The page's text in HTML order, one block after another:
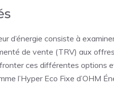
d’énergie consiste à
de vente (TRV) aux
ces différentes options
l’Hyper Eco Fixe d’OHM